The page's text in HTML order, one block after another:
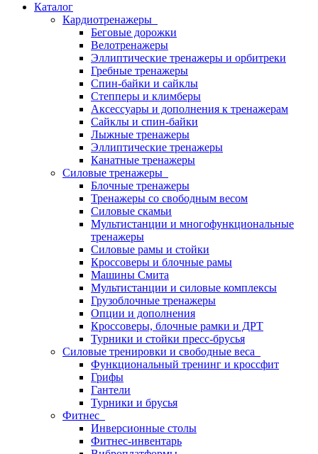
Каталог
Кардиотренажеры
Беговые дорожки
Велотренажеры
Эллиптические тренажеры и орбитреки
Гребные тренажеры
Спин-байки и сайклы
Степперы и климберы
Аксессуары и дополнения к тренажерам
Сайклы и спин-байки
Лыжные тренажеры
Эллиптические тренажеры
Канатные тренажеры
Силовые тренажеры
Блочные тренажеры
Тренажеры со свободным весом
Силовые скамьи
Мультистанции и многофункциональные
тренажеры
Силовые рамы и стойки
Кроссоверы и блочные рамы
Машины Смита
Мультистанции и силовые комплексы
Грузоблочные тренажеры
Опции и дополнения
Кроссоверы, блочные рамки и ДРТ
Турники и стойки пресс-брусья
Силовые тренировки и свободные веса
Функциональный тренинг и кроссфит
Грифы
Гантели
Турники и брусья
Фитнес
Инверсионные столы
Фитнес-инвентарь